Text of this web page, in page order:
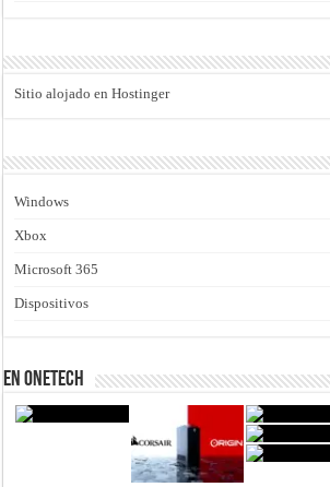
Sitio alojado en Hostinger
Windows
Xbox
Microsoft 365
Dispositivos
En Onetech